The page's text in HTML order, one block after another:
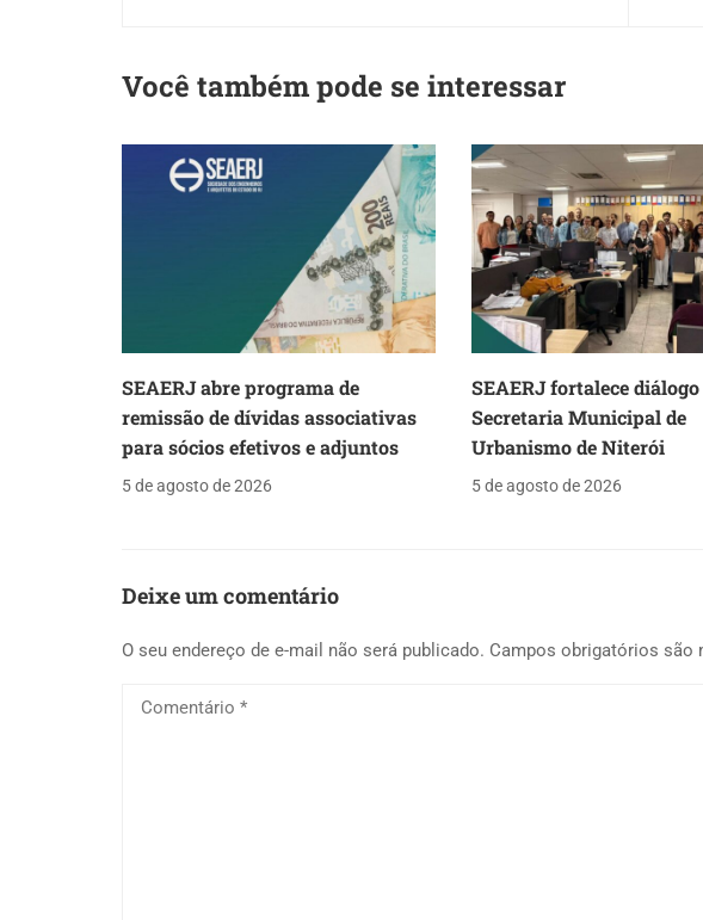
Você também pode se interessar
SEAERJ abre programa de
remissão de dívidas associativas
para sócios efetivos e adjuntos
5 de agosto de 2026
SEAERJ fortalece
Secretaria Municipal de
Urbanismo de Niterói
5 de agosto de 2026
Deixe um comentário
O seu endereço de e-mail não será publicado. Campos obrigatórios são